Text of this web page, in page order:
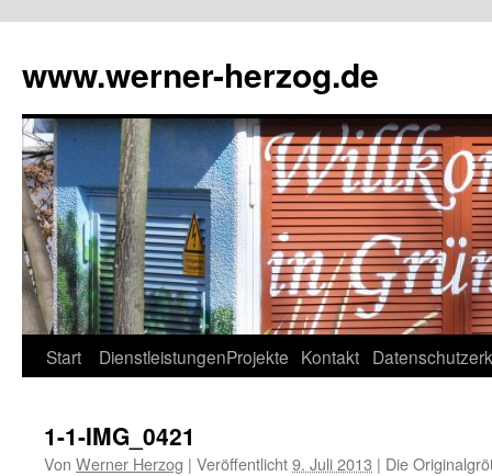
springen
www.werner-herzog.de
Start DienstleistungenProjekte Kontakt
1-1-IMG_0421
Von Werner Herzog | Veröffentlicht9. Juli 2013 | Die